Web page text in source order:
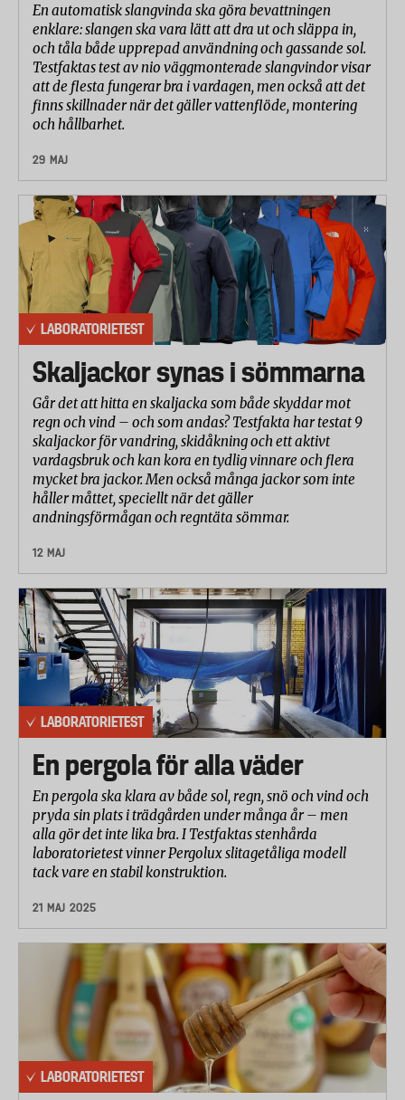
En automatisk slangvinda ska göra bevattningen
enklare: slangen ska vara lätt att dra ut och släppa in,
och tåla både upprepad användning och gassande sol.
Testfaktas test av nio väggmonterade slangvindor visar
att de flesta fungerar bra i vardagen, men också att det
finns skillnader när det gäller vattenflöde, montering
och hållbarhet.
29 MAJ
LABORATORIETEST
Skaljackor synas i sömmarna
Går det att hitta en skaljacka som både skyddar mot
regn och vind – och som andas? Testfakta har testat 9
skaljackor för vandring, skidåkning och ett aktivt
vardagsbruk och kan kora en tydlig vinnare och flera
mycket bra jackor. Men också många jackor som inte
håller måttet, speciellt när det gäller
andningsförmågan och regntäta sömmar.
12 MAJ
LABORATORIETEST
En pergola för alla väder
En pergola ska klara av både sol, regn, snö och vind och
pryda sin plats i trädgården under många år – men
alla gör det inte lika bra. I Testfaktas stenhårda
laboratorietest vinner Pergolux slitagetåliga modell
tack vare en stabil konstruktion.
21 MAJ 2025
LABORATORIETEST